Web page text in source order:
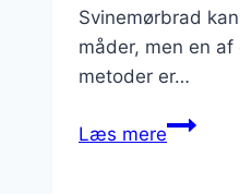
Svinemørbrad
måder, men en
metoder er…
Læs mere